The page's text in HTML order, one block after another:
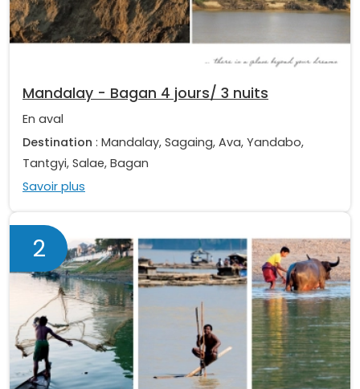
Mandalay - Bagan 4 jours/ 3 nuits
En aval
Destination : Mandalay, Sagaing, Ava, Yandabo,
Tantgyi, Salae, Bagan
Savoir plus
2